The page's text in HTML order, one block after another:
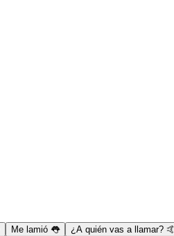
Me lamió 👅 ¿A quién vas a llamar? 🤙